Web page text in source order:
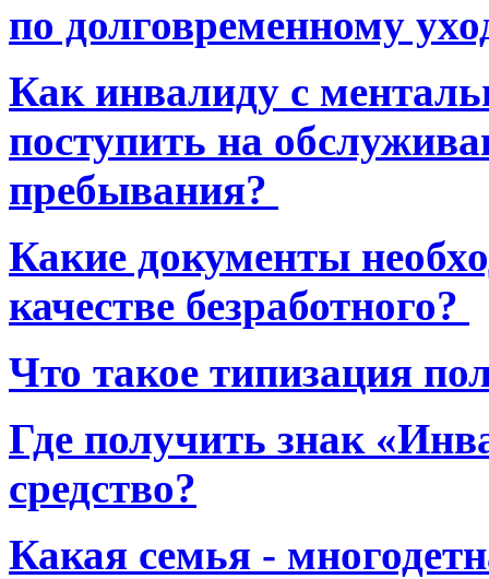
по долговременному
Как инвалиду с
поступить на
пребывания?
Какие документы
качестве безработного?
Что такое типизация
Где получить знак
средство?
Какая семья -